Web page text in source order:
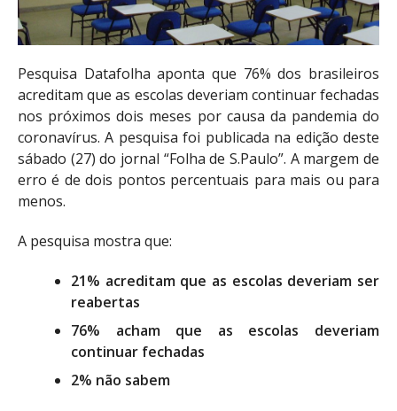
Pesquisa Datafolha aponta que 76% dos brasileiros
acreditam que as escolas deveriam continuar fechadas
nos próximos dois meses por causa da pandemia do
coronavírus. A pesquisa foi publicada na edição deste
sábado (27) do jornal “Folha de S.Paulo”. A margem de
erro é de dois pontos percentuais para mais ou para
menos.
A pesquisa mostra que:
21% acreditam que as escolas deveriam ser
reabertas
76% acham que as escolas deveriam
continuar fechadas
2% não sabem